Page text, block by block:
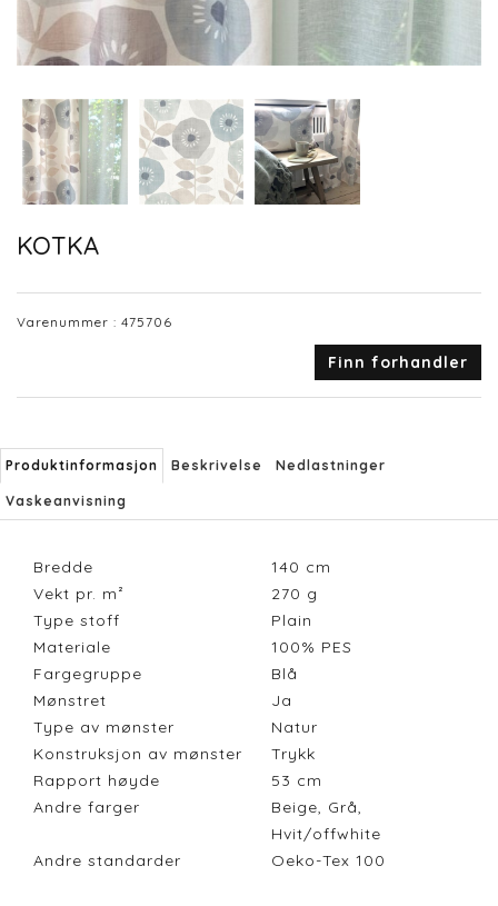
KOTKA
Varenummer : 475706
Finn forhandler
Produktinformasjon Beskrivelse Nedlastninger
Vaskeanvisning
Bredde 140 cm
Vekt pr. m²
270 g
Type stoff
Plain
Materiale
100% PES
Fargegruppe
Blå
Mønstret
Ja
Type av mønster
Natur
Konstruksjon av mønster
Trykk
Rapport høyde
53 cm
Andre farger
Beige, Grå,
Hvit/offwhite
Andre standarder
Oeko-Tex 100